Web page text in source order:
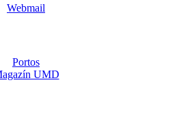
Webmail
Portos
UMD